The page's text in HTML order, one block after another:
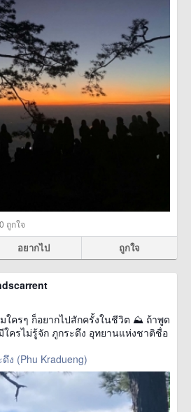
0 ถูกใจ
อยากไป ถูกใจ
ใครๆ ก็อยากไปสักครั้งในชีวิต ⛰️ ถ้าพูด
ใครไม่รู้จัก ภูกระดึง อุทยานแห่งชาติชื่อ
ง (Phu Kradueng)